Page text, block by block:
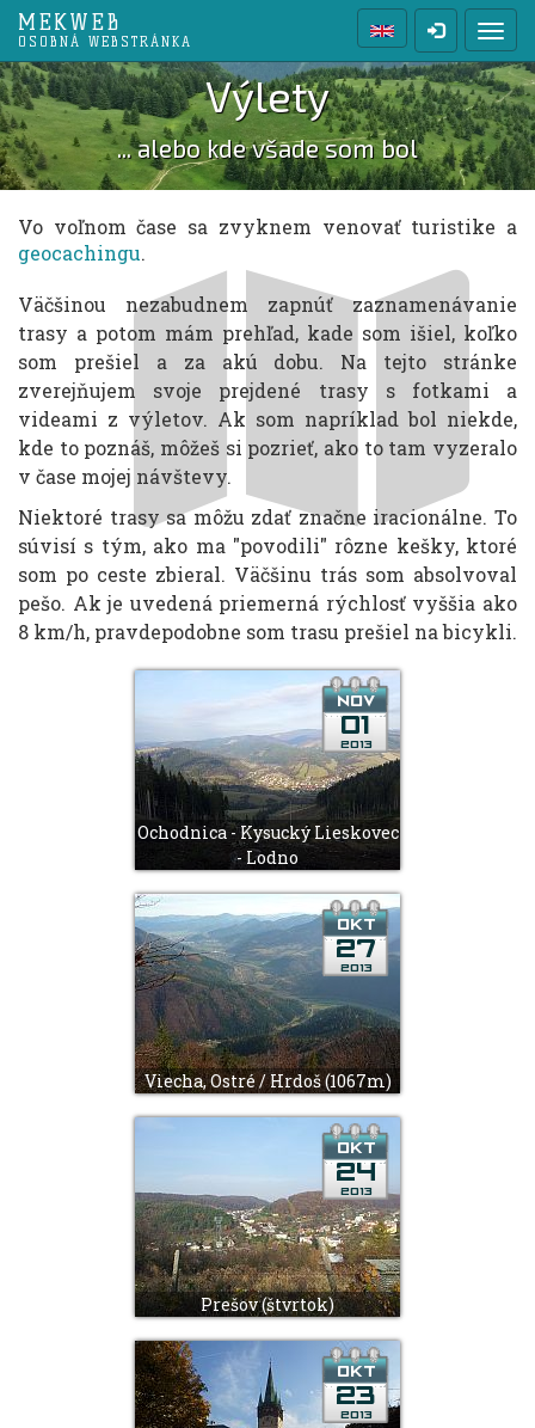
MEKWEB
OSOBNÁ WEBSTRÁNKA
Výlety
... alebo kde všade som bol
Vo voľnom čase sa zvyknem venovať turistike a
geocachingu.
Väčšinou nezabudnem zapnúť zaznamenávanie
trasy a potom mám prehľad, kade som išiel, koľko
som prešiel a za akú dobu. Na tejto stránke
zverejňujem svoje prejdené trasy s fotkami a
videami z výletov. Ak som napríklad bol niekde,
kde to poznáš, môžeš si pozrieť, ako to tam vyzeralo
v čase mojej návštevy.
Niektoré trasy sa môžu zdať značne iracionálne. To
súvisí s tým, ako ma "povodili" rôzne kešky, ktoré
som po ceste zbieral. Väčšinu trás som absolvoval
pešo. Ak je uvedená priemerná rýchlosť vyššia ako
8 km/h, pravdepodobne som trasu prešiel na bicykli.
Ochodnica - Kysucký Lieskovec
- Lodno
Viecha, Ostré / Hrdoš (1067m)
Prešov (štvrtok)